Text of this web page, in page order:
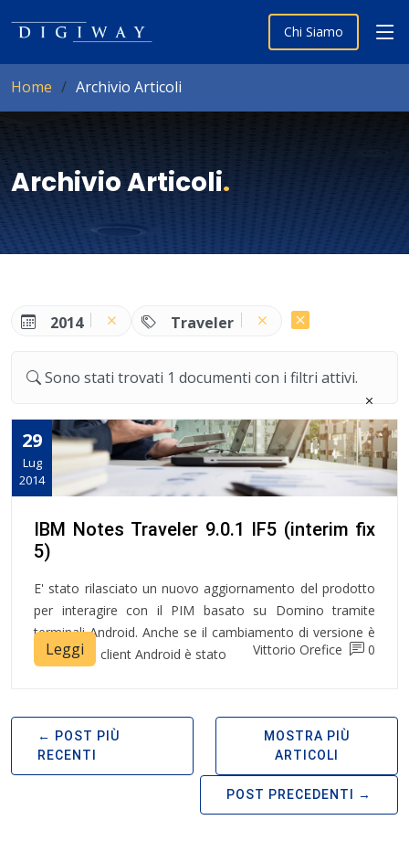
Chi Siamo
Home Archivio Articoli
Archivio Articoli.
2014 Traveler
Sono stati trovati 1 documenti con i filtri attivi.
29
Lug
2014
IBM Notes Traveler 9.0.1 IF5 (interim fix
5)
E' stato rilasciato un nuovo aggiornamento del prodotto
per interagire con il PIM basato su Domino tramite
terminali Android. Anche se il cambiamento di versione è
minimale il client Android è stato
Leggi Vittorio Orefice 0
POST PIÙ
RECENTI
MOSTRA PIÙ
ARTICOLI
POST PRECEDENTI